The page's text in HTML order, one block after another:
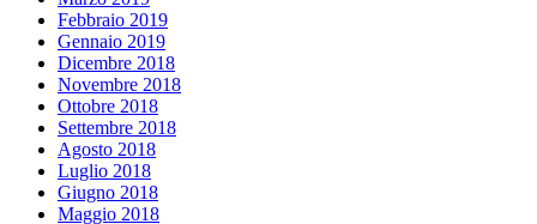
Febbraio 2019
Gennaio 2019
Dicembre 2018
Novembre 2018
Ottobre 2018
Settembre 2018
Agosto 2018
Luglio 2018
Giugno 2018
Maggio 2018